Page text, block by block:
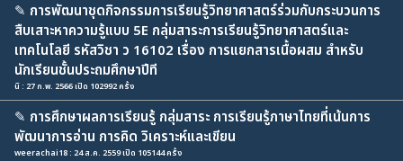
✎ การพัฒนาชุดกิจกรรมการเรียนรู้วิทยาศาสตร์ร่วมกับกระบวนการ
สืบเสาะหาความรู้แบบ 5E กลุ่มสาระการเรียนรู้วิทยาศาสตร์และ
เทคโนโลยี รหัสวิชา ว 16102 เรื่อง การแยกสารเนื้อผสม สำหรับ
นักเรียนชั้นประถมศึกษาปีที
นิ : 27 ก.พ. 2566 เปิด 102992 ครั้ง
✎ การศึกษาผลการเรียนรู้ กลุ่มสาระ การเรียนรู้ภาษาไทยที่เน้นการ
พัฒนาการอ่าน การคิด วิเคราะห์และเขียน
weerachai18 : 24 ส.ค. 2559 เปิด 105144 ครั้ง